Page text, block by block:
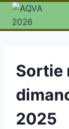
Aller
contenu
Sortie
2025